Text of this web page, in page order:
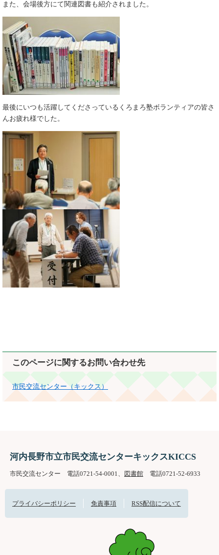
また、会場後方にて関連図書も紹介されました。
最後にいつも活躍してくださっているくろまろ塾ボランティアの皆さ
んお疲れ様でした。
このページに関するお問い合わせ先
市民交流センター（キックス）
河内長野市立市民交流センターキックスKICCS
市民交流センター 電話0721-54-0001、 図書館 電話0721-52-6933
プライバシーポリシー 免責事項 RSS配信について